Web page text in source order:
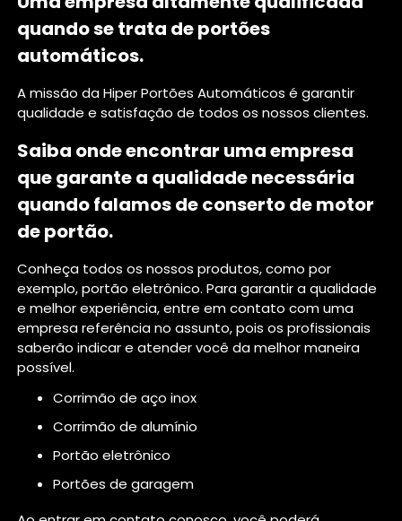
quando se trata de portões
automáticos.
A missão da Hiper Portões Automáticos é garantir
qualidade e satisfação de todos os nossos clientes.
Saiba onde encontrar uma empresa
que garante a qualidade necessária
quando falamos de conserto de motor
de portão.
Conheça todos os nossos produtos, como por
exemplo, portão eletrônico. Para garantir a qualidade
e melhor experiência, entre em contato com uma
empresa referência no assunto, pois os profissionais
saberão indicar e atender você da melhor maneira
possível.
corrimão de aço inox
corrimão de alumínio
portão eletrônico
portões de garagem